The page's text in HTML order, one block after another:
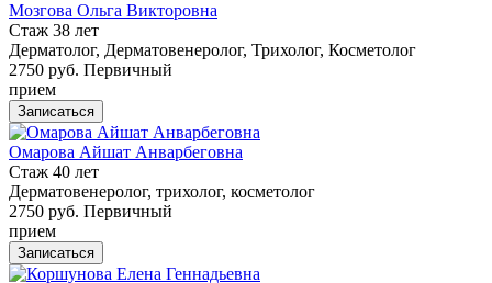
Мозгова Ольга Викторовна
Стаж 38 лет
Дерматолог, Дерматовенеролог, Трихолог, Косметолог
2750 руб. Первичный
прием
Записаться
Омарова Айшат Анварбеговна
Стаж 40 лет
Дерматовенеролог, трихолог, косметолог
2750 руб. Первичный
прием
Записаться